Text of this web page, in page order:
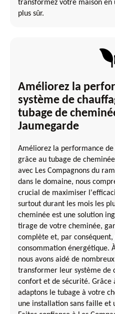
transformez votre maison
plus sûr.
Améliorez la
système de
tubage de
Jaumegarde
Améliorez la performance
grâce au tubage de
avec Les Compagnons du
dans le domaine, nous
crucial de maximiser
surtout durant les mois les
cheminée est une solution
tirage de votre cheminée,
complète et, par
consommation énergétique.
nous avons aidé de
transformer leur système de
confort et de sécurité. Grâce
adaptons le tubage à votre
une installation sans faille